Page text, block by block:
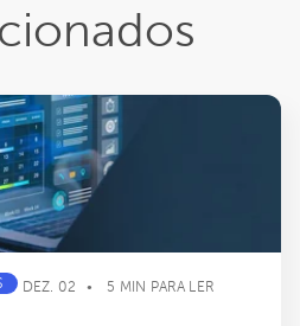
DEZ. 02 5 MIN PARA LER